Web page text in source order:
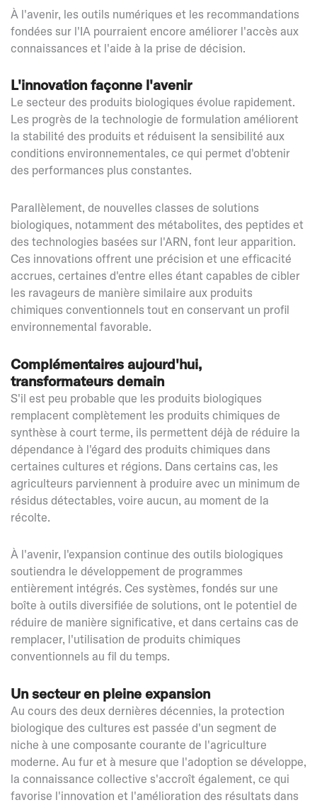
À l'avenir, les outils numériques et les recommandations
fondées sur l'IA pourraient encore améliorer l'accès aux
connaissances et l'aide à la prise de décision.
L'innovation façonne l'avenir
Le secteur des produits biologiques évolue rapidement.
Les progrès de la technologie de formulation améliorent
la stabilité des produits et réduisent la sensibilité aux
conditions environnementales, ce qui permet d'obtenir
des performances plus constantes.
Parallèlement, de nouvelles classes de solutions
biologiques, notamment des métabolites, des peptides et
des technologies basées sur l'ARN, font leur apparition.
Ces innovations offrent une précision et une efficacité
accrues, certaines d'entre elles étant capables de cibler
les ravageurs de manière similaire aux produits
chimiques conventionnels tout en conservant un profil
environnemental favorable.
Complémentaires aujourd'hui,
transformateurs demain
S'il est peu probable que les produits biologiques
remplacent complètement les produits chimiques de
synthèse à court terme, ils permettent déjà de réduire la
dépendance à l'égard des produits chimiques dans
certaines cultures et régions. Dans certains cas, les
agriculteurs parviennent à produire avec un minimum de
résidus détectables, voire aucun, au moment de la
récolte.
À l'avenir, l'expansion continue des outils biologiques
soutiendra le développement de programmes
entièrement intégrés. Ces systèmes, fondés sur une
boîte à outils diversifiée de solutions, ont le potentiel de
réduire de manière significative, et dans certains cas de
remplacer, l'utilisation de produits chimiques
conventionnels au fil du temps.
Un secteur en pleine expansion
Au cours des deux dernières décennies, la protection
biologique des cultures est passée d'un segment de
niche à une composante courante de l'agriculture
moderne. Au fur et à mesure que l'adoption se développe,
la connaissance collective s'accroît également, ce qui
favorise l'innovation et l'amélioration des résultats dans